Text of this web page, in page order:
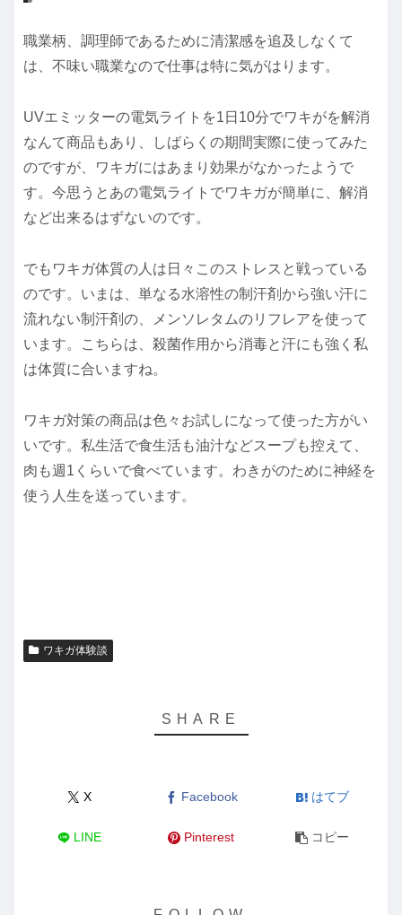
職業柄、調理師であるために清潔感を追及しなくて
は、不味い職業なので仕事は特に気がはります。
UVエミッターの電気ライトを1日10分でワキがを解消
なんて商品もあり、しばらくの期間実際に使ってみた
のですが、ワキガにはあまり効果がなかったようで
す。今思うとあの電気ライトでワキガが簡単に、解消
など出来るはずないのです。
でもワキガ体質の人は日々このストレスと戦っている
のです。いまは、単なる水溶性の制汗剤から強い汗に
流れない制汗剤の、メンソレタムのリフレアを使って
います。こちらは、殺菌作用から消毒と汗にも強く私
は体質に合いますね。
ワキガ対策の商品は色々お試しになって使った方がい
いです。私生活で食生活も油汁などスープも控えて、
肉も週1くらいで食べています。わきがのために神経を
使う人生を送っています。
ワキガ体験談
X Facebook はてブ
LINE Pinterest コピー